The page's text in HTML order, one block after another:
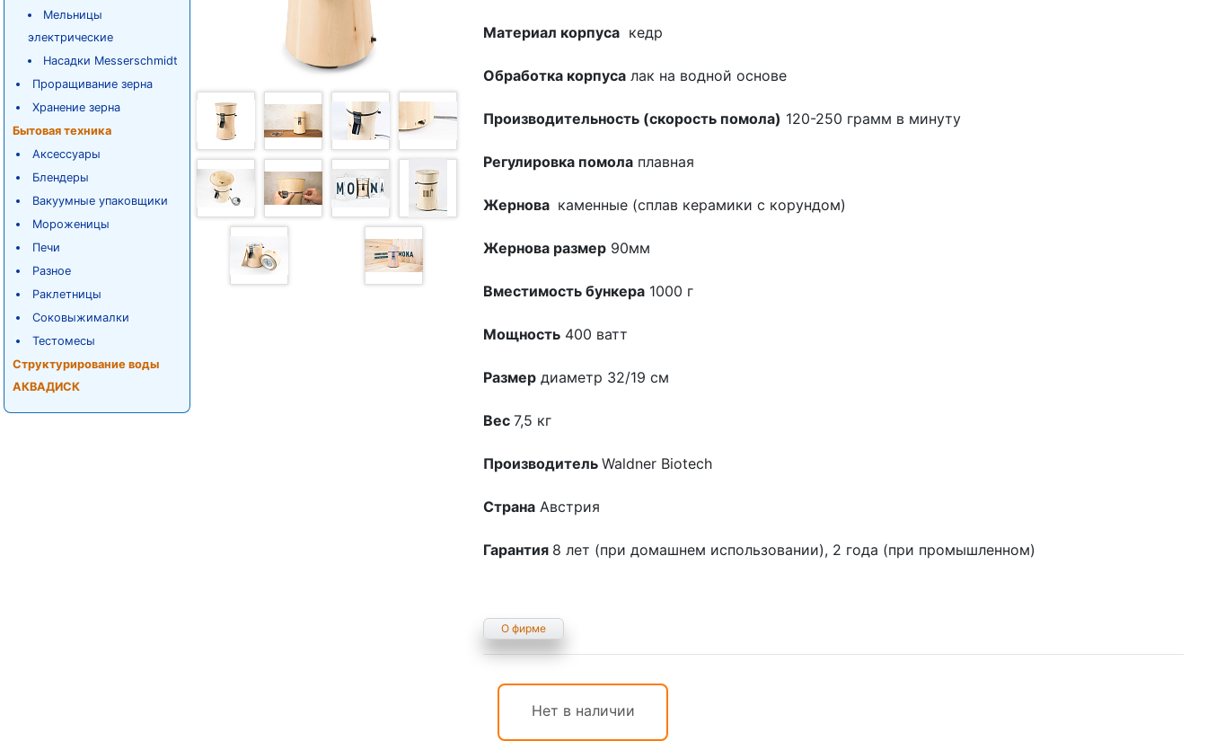
Мельницы
электрические
Насадки Messerschmidt
Проращивание зерна
Хранение зерна
Бытовая техника
Аксессуары
Блендеры
Вакуумные упаковщики
Мороженицы
Печи
Разное
Раклетницы
Соковыжималки
Тестомесы
Структурирование воды
АКВАДИСК
Материал корпуса кедр
Обработка корпуса лак на водной основе
Производительность (скорость помола) 120-250 грамм в минуту
Регулировка помола плавная
Жернова каменные (сплав керамики с корундом)
Жернова размер 90мм
Вместимость бункера 1000 г
Мощность 400 ватт
Размер диаметр 32/19 см
Вес7,5 кг
ПроизводительWaldner Biotech
Страна Австрия
Гарантия 8 лет (при домашнем использовании), 2 года (при промышленном)
О фирме
Нет в наличии